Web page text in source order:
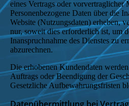
eines Vertrags oder vorvertraglicher
Personenbezogene Daten über die
Website (Nutzungsdaten) erheben,
nur, soweit dies erforderlich ist, um
Inanspruchnahme des Dienstes zu
abzurechnen.
Die erhobenen Kundendaten
Auftrags oder Beendigung der
Gesetzliche Aufbewahrungsfristen